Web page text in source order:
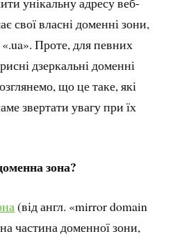
свої власні доменні зони,
Проте, для певних
дзеркальні доменні
що це таке, які
звертати увагу при їх
зона?
(від англ. «mirror domain
частина доменної зони,